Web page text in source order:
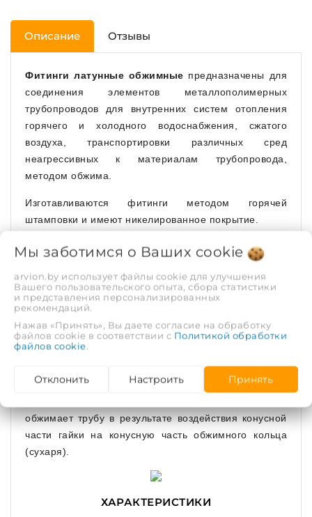
Описание Отзывы
Фитинги латунные обжимные предназначены для
соединения элементов металлополимерных
трубопроводов для внутренних систем отопления
горячего и холодного водоснабжения, сжатого
воздуха, транспортировки различных сред
неагрессивных к материалам трубопровода,
методом обжима.
Изготавливаются фитинги методом горячей
штамповки и имеют никелированное покрытие.
В проточках штуцера установлены два
уплотнительных кольца из EPDM. Торец трубы
контактирует с изоляционной прокладкой из PTFE
(тефлон), которая предотвращает появление
гальванической пары между алюминием трубы и
Закрепление трубы на фитинге производится
обжимает трубу в результате воздействия конусной
части гайки на конусную часть обжимного кольца
(сухаря).
ХАРАКТЕРИСТИКИ
Мы заботимся о Ваших cookie
arvion.by использует файлы cookie для улучшения
Вашего пользовательского опыта, сбора статистики
и представления персонализированных
рекомендаций.
Нажав «Принять», Вы даете согласие на обработку
файлов cookie в соответствии с Политикой обработки
файлов cookie
Отклонить Настроить Принять